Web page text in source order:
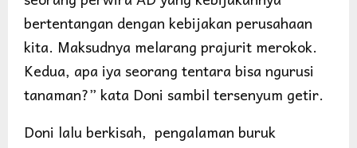
bertentangan dengan kebijakan perusahaan
kita. Maksudnya melarang prajurit merokok.
Kedua, apa iya seorang tentara bisa ngurusi
tanaman?” kata Doni sambil tersenyum getir.
Doni lalu berkisah, pengalaman buruk